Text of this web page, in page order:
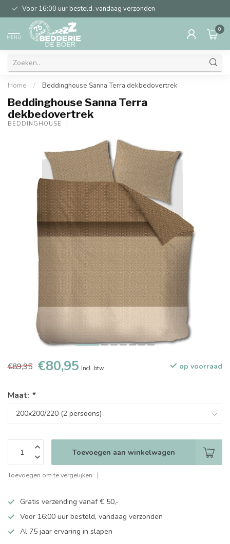
Voor 16:00 uur besteld, vandaag verzonden
MENU
0
Home / Beddinghouse Sanna Terra dekbedovertrek
Beddinghouse Sanna Terra
dekbedovertrek
BEDDINGHOUSE
€89,95 €80,95 Incl. btw op voorraad
Maat: *
Toevoegen aan winkelwagen
Toevoegen om te vergelijken
Gratis verzending vanaf € 50,-
Voor 16:00 uur besteld, vandaag verzonden
Al 75 jaar ervaring in slapen